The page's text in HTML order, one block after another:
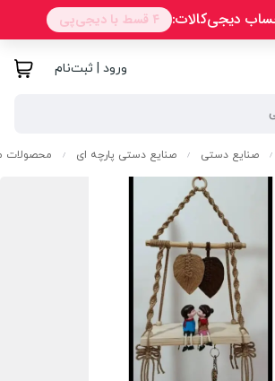
ورود | ثبت‌نام
/ صنایع دستی / صنایع دستی پارچه ای / محصولات